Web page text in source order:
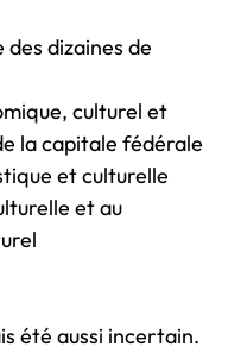
dizaines de
culturel et
la capitale fédérale
et culturelle
et au
été aussi incertain.